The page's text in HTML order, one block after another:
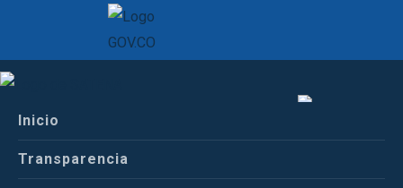
Inicio
Transparencia
Inicio
Conoce a Satena